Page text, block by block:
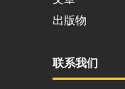
出版物
联系我们